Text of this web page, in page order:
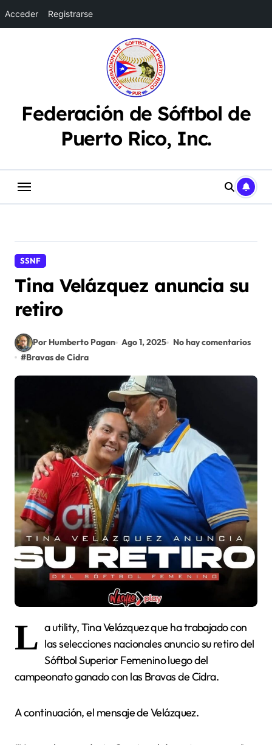
Acceder Registrarse
Federación de Sóftbol de
Puerto Rico, Inc.
SSNF
Tina Velázquez anuncia su
retiro
Por Humberto Pagan Ago 1, 2025
No hay comentarios
#Bravas de Cidra
L a utility, Tina Velázquez que ha trabajado con
las selecciones nacionales anuncio su retiro del
Sóftbol Superior Femenino luego del
campeonato ganado con las Bravas de Cidra.
A continuación, el mensaje de Velázquez.